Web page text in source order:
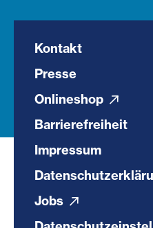
Kontakt
Presse
Onlineshop
Barrierefreiheit
Impressum
Jobs